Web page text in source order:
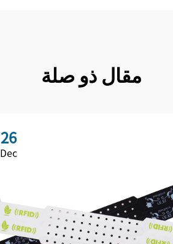
مقال ذو صلة
26
Dec